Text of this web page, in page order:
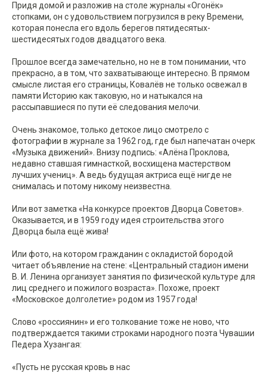
Придя домой и разложив на столе журналы «Огонёк»
стопками, он с удовольствием погрузился в реку Времени,
которая понесла его вдоль берегов пятидесятых-
шестидесятых годов двадцатого века.
Прошлое всегда замечательно, но не в том понимании, что
прекрасно, а в том, что захватывающе интересно. В прямом
смысле листая его страницы, Ковалёв не только освежал в
памяти Историю как таковую, но и натыкался на
рассыпавшиеся по пути её следования мелочи.
Очень знакомое, только детское лицо смотрело с
фотографии в журнале за 1962 год, где был напечатан очерк
«Музыка движений». Внизу подпись: «Алёна Проклова,
недавно ставшая гимнасткой, восхищена мастерством
лучших учениц». А ведь будущая актриса ещё нигде не
снималась и потому никому неизвестна.
Или вот заметка «На конкурсе проектов Дворца Советов».
Оказывается, и в 1959 году идея строительства этого
Дворца была ещё жива!
Или фото, на котором гражданин с окладистой бородой
читает объявление на стене: «Центральный стадион имени
В. И. Ленина организует занятия по физической культуре для
лиц среднего и пожилого возраста». Похоже, проект
«Московское долголетие» родом из 1957 года!
Слово «россиянин» и его толкование тоже не ново, что
подтверждается такими строками народного поэта Чувашии
Педера Хузангая:
«Пусть не русская кровь в нас